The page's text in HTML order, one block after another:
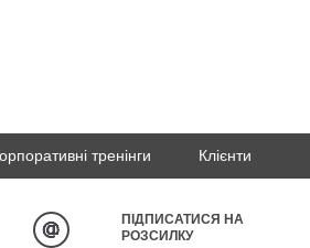
тренінги Клієнти
ПІДПИСАТИСЯ НА
РОЗСИЛКУ